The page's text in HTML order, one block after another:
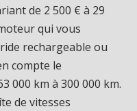
de 2 500 € à 29
qui vous
rechargeable ou
compte le
000 km à 300 000 km.
de vitesses